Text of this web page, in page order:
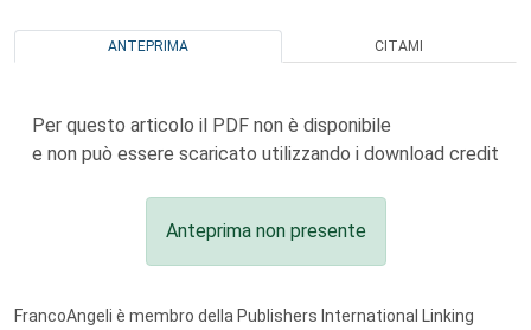
ANTEPRIMA CITAMI
Per questo articolo il PDF non è disponibile
e non può essere scaricato utilizzando i download credit
Anteprima non presente
FrancoAngeli è membro della Publishers International Linking